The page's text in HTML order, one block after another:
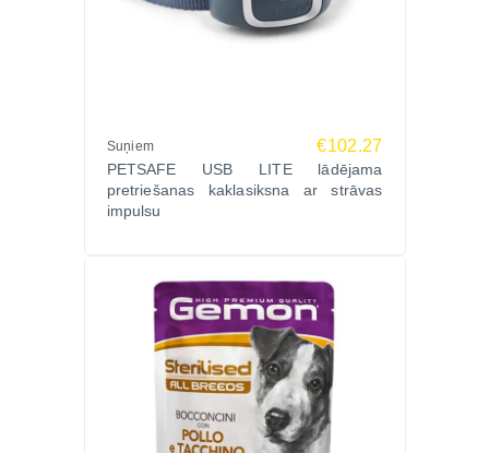
Suņiem €102.27
PETSAFE USB LITE lādējama
pretriešanas kaklasiksna ar strāvas
impulsu